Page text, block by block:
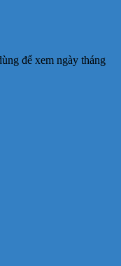
để xem ngày tháng